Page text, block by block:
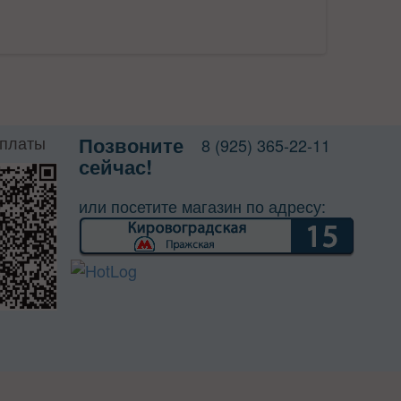
Позвоните
сейчас!
8 (925) 365-22-11
или посетите магазин по адресу: